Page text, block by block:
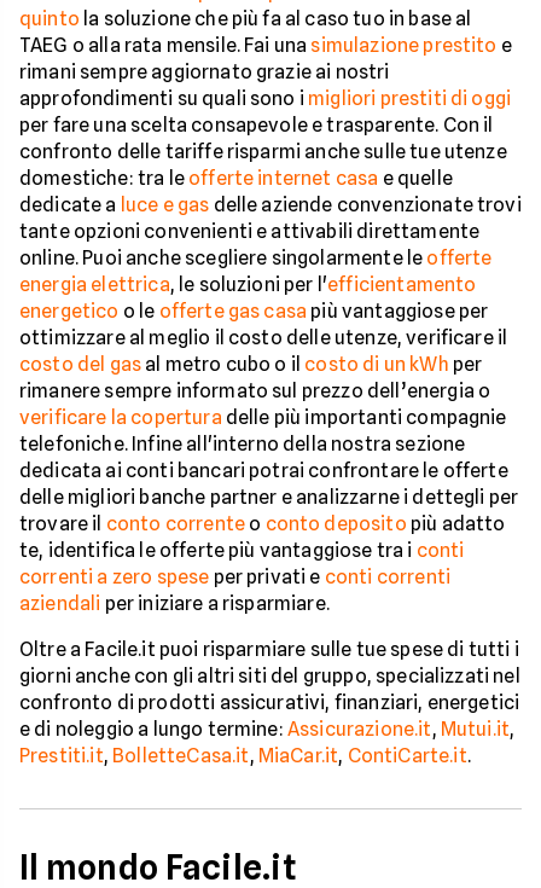
quinto la soluzione che più fa al caso tuo in base al
TAEG o alla rata mensile. Fai una simulazione prestito e
rimani sempre aggiornato grazie ai nostri
approfondimenti su quali sono i migliori prestiti di oggi
per fare una scelta consapevole e trasparente. Con il
confronto delle tariffe risparmi anche sulle tue utenze
domestiche: tra le offerte internet casa e quelle
dedicate a luce e gas delle aziende convenzionate trovi
tante opzioni convenienti e attivabili direttamente
online. Puoi anche scegliere singolarmente le offerte
energia elettrica, le soluzioni per l'efficientamento
energetico o le offerte gas casa più vantaggiose per
ottimizzare al meglio il costo delle utenze, verificare il
costo del gas al metro cubo o il costo di un kWh per
rimanere sempre informato sul prezzo dell’energia o
verificare la copertura delle più importanti compagnie
telefoniche. Infine all'interno della nostra sezione
dedicata ai conti bancari potrai confrontare le offerte
delle migliori banche partner e analizzarne i dettegli per
trovare il conto corrente o conto deposito più adatto
te, identifica le offerte più vantaggiose tra i conti
correnti a zero spese per privati e conti correnti
aziendali per iniziare a risparmiare.
Oltre a Facile.it puoi risparmiare sulle tue spese di tutti i
giorni anche con gli altri siti del gruppo, specializzati nel
confronto di prodotti assicurativi, finanziari, energetici
e di noleggio a lungo termine: Assicurazione.it, Mutui.it,
Prestiti.it, BolletteCasa.it, MiaCar.it, ContiCarte.it.
Il mondo Facile.it